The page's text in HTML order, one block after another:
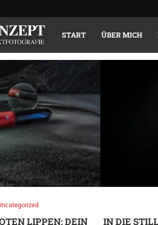
START ÜBER MICH
MONATSARCHIVE
LIPPEN: DEIN
IN DIE